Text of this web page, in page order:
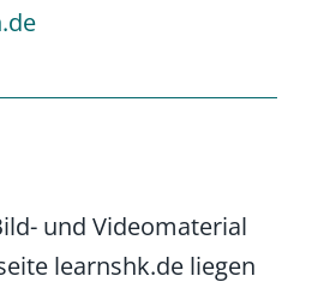
und Videomaterial
learnshk.de liegen